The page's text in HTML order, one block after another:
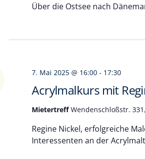
Über die Ostsee nach
Acrylmalkurs mit
7. Mai 2025 @ 16:00 - 17:30
MietertreffWendenschloßstr.
Regine Nickel, erfolgreiche
Interessenten an der